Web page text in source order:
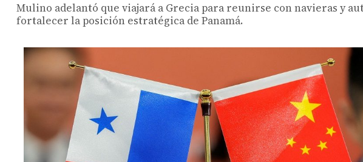
Mulino adelantó que viajará a Grecia para reunirse con navieras y
fortalecer la posición estratégica de Panamá.